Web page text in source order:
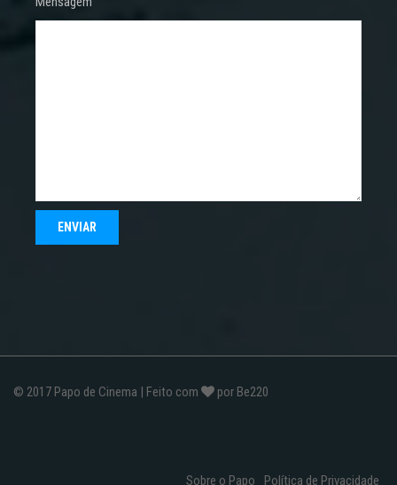
© 2017 Papo de Cinema | Feito com por Be220
Sobre o Papo Política de Privacidade